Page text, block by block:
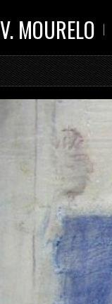
V. MOURELO